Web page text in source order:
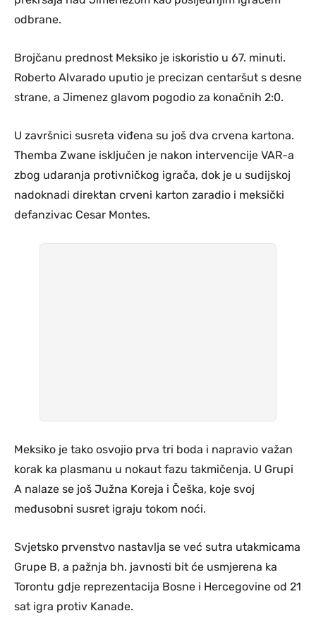
odbrane.
Brojčanu prednost Meksiko je iskoristio u 67. minuti.
Roberto Alvarado uputio je precizan centaršut s desne
strane, a Jimenez glavom pogodio za konačnih 2:0.
U završnici susreta viđena su još dva crvena kartona.
Themba Zwane isključen je nakon intervencije VAR-a
zbog udaranja protivničkog igrača, dok je u sudijskoj
nadoknadi direktan crveni karton zaradio i meksički
defanzivac Cesar Montes.
Meksiko je tako osvojio prva tri boda i napravio važan
korak ka plasmanu u nokaut fazu takmičenja. U Grupi
A nalaze se još Južna Koreja i Češka, koje svoj
međusobni susret igraju tokom noći.
Svjetsko prvenstvo nastavlja se već sutra utakmicama
Grupe B, a pažnja bh. javnosti bit će usmjerena ka
Torontu gdje reprezentacija Bosne i Hercegovine od 21
sat igra protiv Kanade.